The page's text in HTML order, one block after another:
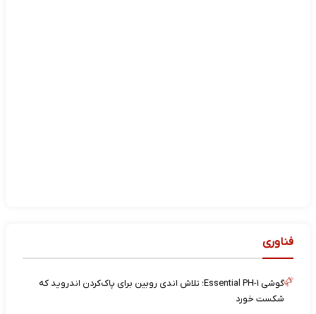
فناوری
گوشی Essential PH-۱؛ تلاش اندی روبین برای پاک‌کردن اندروید که
شکست خورد